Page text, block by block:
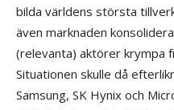
bilda världens största
även marknaden
(relevanta) aktörer krympa
Situationen skulle då
Samsung, SK Hynix och